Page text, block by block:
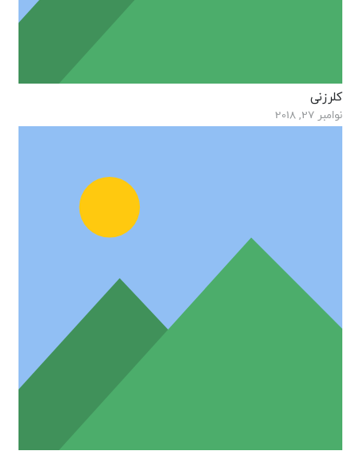
کلرزنی
نوامبر 27, 2018